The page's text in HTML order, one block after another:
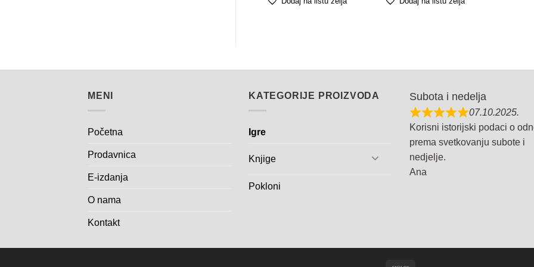
MENI
Početna
Prodavnica
E-izdanja
O nama
Kontakt
KATEGORIJE PROIZVODA
Igre
Knjige
Pokloni
Subota i nedelja
07.10.2025.
Korisni istorijski podaci o
prema svetkovanju subote i
nedjelje.
Ana